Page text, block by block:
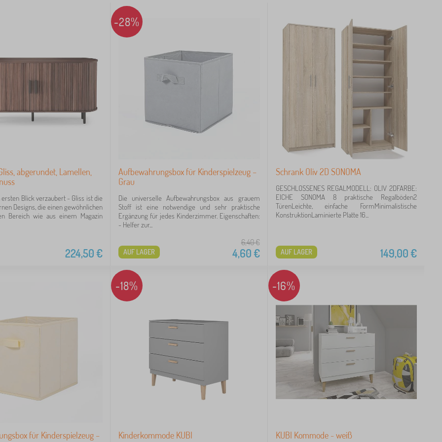
abgerundet, Lamellen,
ersten Blick verzaubert - Gliss ist die
Designs, die einen gewöhnlichen
Bereich wie aus einem Magazin
224,50€
-28%
Aufbewahrungsbox für Kinderspielzeug –
Grau
Die universelle Aufbewahrungsbox aus grauem
Stoff ist eine notwendige und sehr praktische
Ergänzung für jedes Kinderzimmer. Eigenschaften:
- Helfer zur...
6,40€
4,60€
AUF LAGER
Schrank Oliv 2D SONOMA
GESCHLOSSENES REGALMODELL: OLIV 2DFARBE:
EICHE SONOMA 8 praktische Regalböden2
TürenLeichte, einfache FormMinimalistische
KonstruktionLaminierte Platte 16...
149,00€
AUF LAGER
für Kinderspielzeug –
-18%
Kinderkommode KUBI
-16%
KUBI Kommode - weiß